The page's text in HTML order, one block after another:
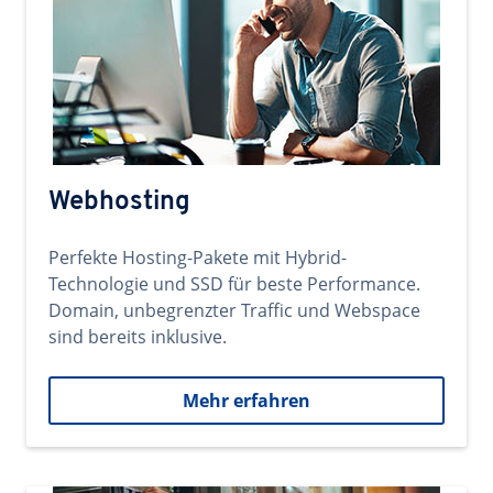
Webhosting
Perfekte Hosting-Pakete mit Hybrid-
Technologie und SSD für beste Performance.
Domain, unbegrenzter Traffic und Webspace
sind bereits inklusive.
Mehr erfahren